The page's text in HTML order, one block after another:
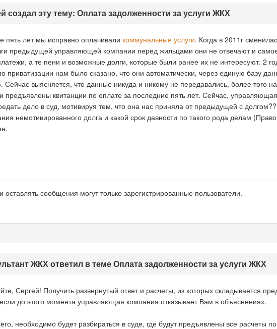
создал эту тему: Оплата задолженности за услуги ЖКХ
пять лет мы исправно оплачивали коммунальные услуги. Когда в 2011г
предыдущей управляющей компании перед жильцами они не отвечают и
а те пени и возможные долги, которые были ранее их не интересуют. 2
приватизации нам было сказано, что они автоматически, через единую базу
Сейчас выясняется, что данные никуда и никому не передавались, более того
предъявлены квитанции по оплате за последние пять лет. Сейчас,
дело в суд, мотивируя тем, что она нас приняла от предыдущей с
немотивированного долга и какой срок давности по такого рода делам
оставлять сообщения могут только зарегистрированные пользователи.
ЖКХ ответил в теме Оплата задолженности за услуги ЖКХ
Сергей! Получить развернутый ответ и расчеты, из которых складывается
до этого момента управляющая компания отказывает Вам в объяснениях.
необходимо будет разбираться в суде, где будут предъявлены все расчеты